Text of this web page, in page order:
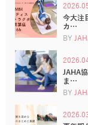
今大注
カ…
BY
JAHA
ま…
BY